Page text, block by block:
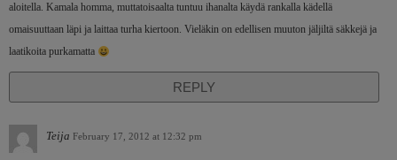
aloitella. Kamala homma, muttatoisaalta tuntuu ihanalta käydä rankalla kädellä
omaisuuttaan läpi ja laittaa turha kiertoon. Vieläkin on edellisen muuton jäljiltä säkkejä ja
laatikoita purkamatta
REPLY
Teija February 17, 2012 at 12:32 pm